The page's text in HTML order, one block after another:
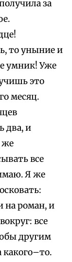
за
то уныние и
умник! Уже
это
месяц.
два, и
же
все
Я же
на роман, и
все
другим
какого–то.